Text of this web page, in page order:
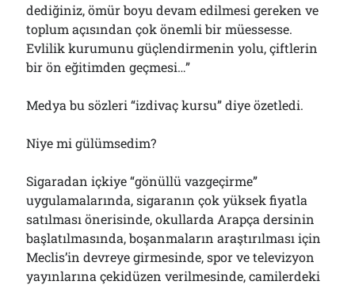
Papazın “Komutanı” Ayasofya ve Patrikhane İçin ABD’yi Göreve
Çağırdı!..
31/07/2026
Arşivler
dediğiniz, ömür boyu devam edilmesi gereken ve
toplum açısından çok önemli bir müessesse.
Evlilik kurumunu güçlendirmenin yolu, çiftlerin
bir ön eğitimden geçmesi…”
Medya bu sözleri “izdivaç kursu” diye özetledi.
Niye mi gülümsedim?
Sigaradan içkiye “gönüllü vazgeçirme”
uygulamalarında, sigaranın çok yüksek fiyatla
satılması önerisinde, okullarda Arapça dersinin
başlatılmasında, boşanmaların araştırılması için
Meclis’in devreye girmesinde, spor ve televizyon
yayınlarına çekidüzen verilmesinde, camilerdeki